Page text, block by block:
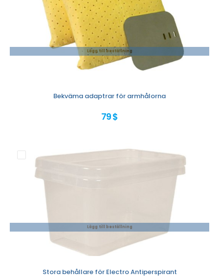
Lägg till beställning
Bekväma adaptrar för armhålorna
79 $
Lägg till beställning
Stora behållare för Electro Antiperspirant